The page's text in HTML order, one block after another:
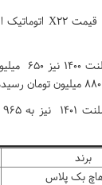
برند